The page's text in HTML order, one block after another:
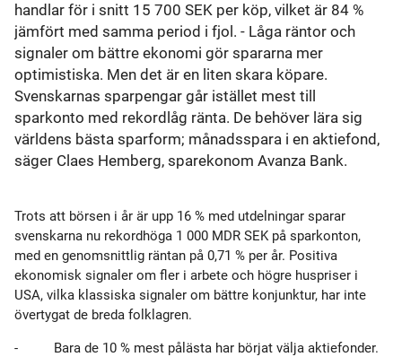
handlar för i snitt 15 700 SEK per köp, vilket är 84 %
jämfört med samma period i fjol. - Låga räntor och
signaler om bättre ekonomi gör spararna mer
optimistiska. Men det är en liten skara köpare.
Svenskarnas sparpengar går istället mest till
sparkonto med rekordlåg ränta. De behöver lära sig
världens bästa sparform; månadsspara i en aktiefond,
säger Claes Hemberg, sparekonom Avanza Bank.
Trots att börsen i år är upp 16 % med utdelningar sparar
svenskarna nu rekordhöga 1 000 MDR SEK på sparkonton,
med en genomsnittlig räntan på 0,71 % per år. Positiva
ekonomisk signaler om fler i arbete och högre huspriser i
USA, vilka klassiska signaler om bättre konjunktur, har inte
övertygat de breda folklagren.
-
Bara de 10 % mest pålästa har börjat välja aktiefonder.